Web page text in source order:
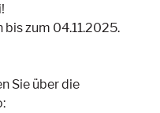
zum 04.11.2025.
Sie über die